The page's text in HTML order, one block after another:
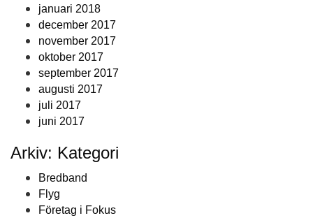
januari 2018
december 2017
november 2017
oktober 2017
september 2017
augusti 2017
juli 2017
juni 2017
Arkiv: Kategori
Bredband
Flyg
Företag i Fokus